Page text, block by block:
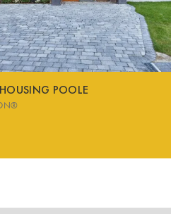
POOLE